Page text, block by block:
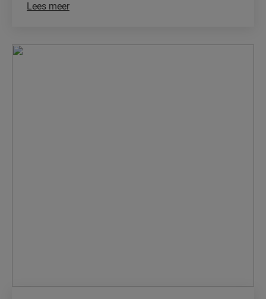
Lees meer